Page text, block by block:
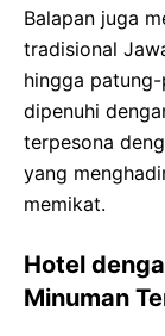
Balapan juga
tradisional
hingga
dipenuhi
terpesona
yang
memikat.
Hotel
Minuman